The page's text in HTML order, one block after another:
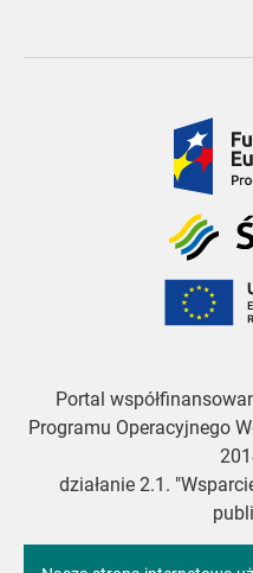
Fundusze
Śląskie
Unia
Portal
Programu Operacyjnego
działanie 2.1.